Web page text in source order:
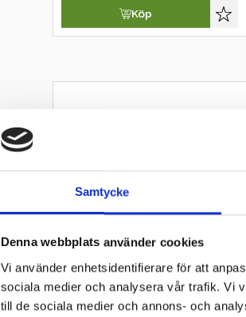
Samtycke
Denna webbplats använder cookies
Vi använder enhetsidentifierare för att
sociala medier och analysera vår trafik. Vi
till de sociala medier och annons- och
Köp
skapar extra friktion mellan
eller halt väglag.
Snökedjor används ofta i:
kraftig snö
isiga vägar
branta backar
terrängkörning under